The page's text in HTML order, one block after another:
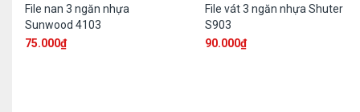
File nan 3 ngăn nhựa
Sunwood 4103
75.000₫
File vát 3 ngăn nhựa Shuter
S903
90.000₫